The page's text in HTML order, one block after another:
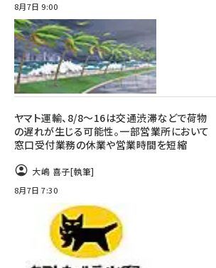
8月7日 9:00
ヤマト運輸、8/8～16は交通渋滞などで荷物
の遅れが生じる可能性。一部営業所において
窓口受付業務の休業や営業時間を短縮
大嶋 喜子[執筆]
8月7日 7:30